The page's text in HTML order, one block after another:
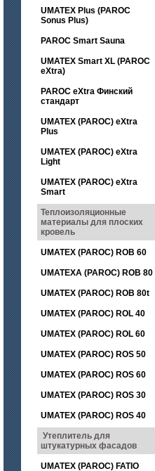
UMATEX Plus (PAROC
Sonus Plus)
PAROC Smart Sauna
UMATEX Smart XL (PAROC
eXtra)
PAROC eXtra Финский
стандарт
UMATEX (PAROC) eXtra
Plus
UMATEX (PAROC) eXtra
Light
UMATEX (PAROC) eXtra
Smart
Теплоизоляционные
материалы для плоских
кровель
UMATEX (PAROC) ROB 60
UMATEXA (PAROC) ROB 80
UMATEX (PAROC) ROB 80t
UMATEX (PAROC) ROL 40
UMATEX (PAROC) ROL 60
UMATEX (PAROC) ROS 50
UMATEX (PAROC) ROS 60
UMATEX (PAROC) ROS 30
UMATEX (PAROC) ROS 40
Утеплитель для
штукатурных фасадов
UMATEX (PAROC) FATIO